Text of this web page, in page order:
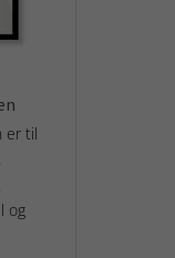
er til
og